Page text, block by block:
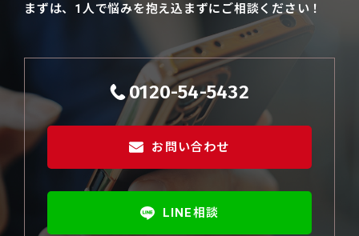
まずは、1人で悩みを抱え込まずにご相談ください！
0120-54-5432
お問い合わせ
LINE相談